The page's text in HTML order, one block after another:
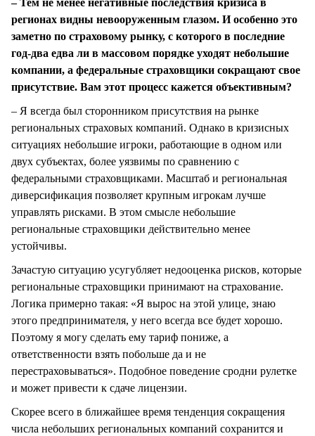
регионах видны невооруженным глазом. И особенно это
заметно по страховому рынку, с которого в последние
год-два едва ли в массовом порядке уходят небольшие
компании, а федеральные страховщики сокращают свое
присутствие. Вам этот процесс кажется объективным?
– Я всегда был сторонником присутствия на рынке
региональных страховых компаний. Однако в кризисных
ситуациях небольшие игроки, работающие в одном или
двух субъектах, более уязвимы по сравнению с
федеральными страховщиками. Масштаб и региональная
диверсификация позволяет крупным игрокам лучше
управлять рисками. В этом смысле небольшие
региональные страховщики действительно менее
устойчивы.
Зачастую ситуацию усугубляет недооценка рисков, которые
региональные страховщики принимают на страхование.
Логика примерно такая: «Я вырос на этой улице, знаю
этого предпринимателя, у него всегда все будет хорошо.
Поэтому я могу сделать ему тариф пониже, а
ответственности взять побольше да и не
перестраховываться». Подобное поведение сродни рулетке
и может привести к сдаче лицензии.
Скорее всего в ближайшее время тенденция сокращения
числа небольших региональных компаний сохранится и